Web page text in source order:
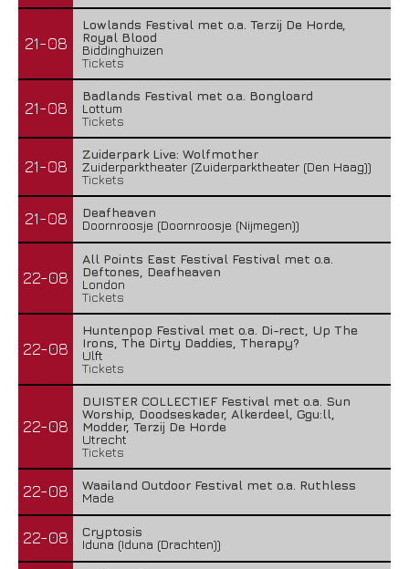
21-08
Lowlands Festival met o.a. Terzij De Horde,
Royal Blood
Biddinghuizen
Tickets
21-08
Badlands Festival met o.a. Bongloard
Lottum
Tickets
21-08
Zuiderpark Live: Wolfmother
Zuiderparktheater (Zuiderparktheater (Den Haag))
Tickets
21-08
Deafheaven
Doornroosje (Doornroosje (Nijmegen))
22-08
All Points East Festival Festival met o.a.
Deftones, Deafheaven
London
Tickets
22-08
Huntenpop Festival met o.a. Di-rect, Up The
Irons, The Dirty Daddies, Therapy?
Ulft
Tickets
22-08
DUISTER COLLECTIEF Festival met o.a. Sun
Worship, Doodseskader, Alkerdeel, Ggu:ll,
Modder, Terzij De Horde
Utrecht
Tickets
22-08
Waailand Outdoor Festival met o.a. Ruthless
Made
22-08
Cryptosis
Iduna (Iduna (Drachten))